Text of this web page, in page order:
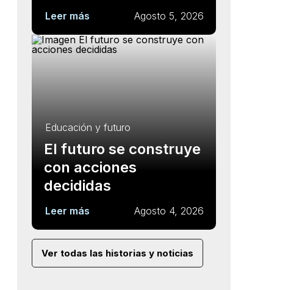
Leer más Agosto 5, 2026
Educación y futuro
El futuro se construye
con acciones
decididas
Leer más Agosto 4, 2026
Ver todas las historias y noticias